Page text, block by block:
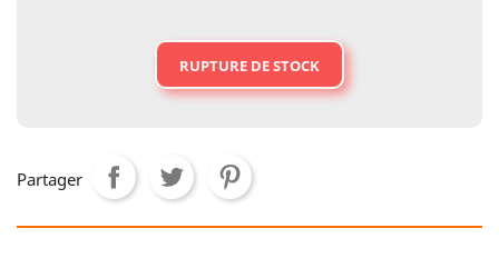
RUPTURE DE STOCK
Partager